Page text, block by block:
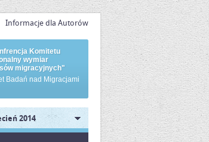
Informacje dla Autorów
Komitetu
wymiar
migracyjnych"
Badań nad Migracjami
2014